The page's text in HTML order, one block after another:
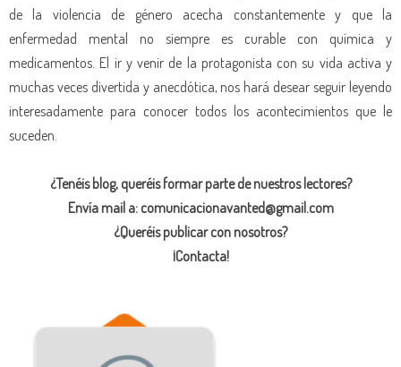
de la violencia de género acecha constantemente y que la
enfermedad mental no siempre es curable con química y
medicamentos. El ir y venir de la protagonista con su vida activa y
muchas veces divertida y anecdótica, nos hará desear seguir leyendo
interesadamente para conocer todos los acontecimientos que le
suceden.
¿Tenéis blog, queréis formar parte de nuestros lectores?
Envía mail a: comunicacionavanted@gmail.com
¿Queréis publicar con nosotros?
¡Contacta!